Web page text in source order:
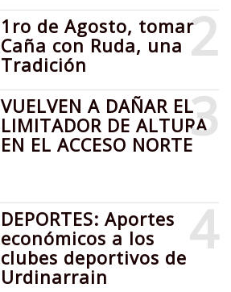
2
1ro de Agosto, tomar
Caña con Ruda, una
Tradición
3
VUELVEN A DAÑAR EL
LIMITADOR DE ALTURA
EN EL ACCESO NORTE
4
DEPORTES: Aportes
económicos a los
clubes deportivos de
Urdinarrain